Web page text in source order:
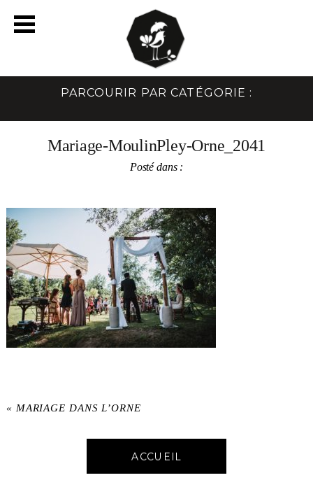
PARCOURIR PAR CATÉGORIE :
Mariage-MoulinPley-Orne_2041
Posté dans :
« MARIAGE DANS L’ORNE
ACCUEIL